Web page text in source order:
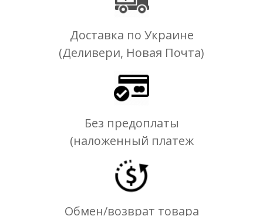
Доставка по Украине
(Деливери, Новая Почта)
Без предоплаты
(наложенный платеж
Обмен/возврат товара